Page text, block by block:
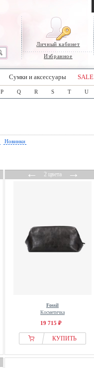
Личный кабинет
Избранное
Сумки и аксессуары SALE
P Q R S T U
Новинки
←2 цвета→
Fossil
Косметичка
19 715 ₽
КУПИТЬ